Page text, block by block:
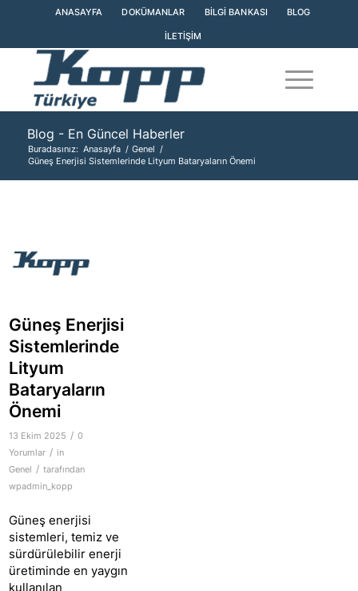
ANASAYFA DOKÜMANLAR BILGI BANKASI BLOG
İLETIŞIM
Blog - En Güncel Haberler
Buradasınız: Anasayfa / Genel /
Güneş Enerjisi Sistemlerinde Lityum Bataryaların Önemi
Güneş Enerjisi
Sistemlerinde
Lityum
Bataryaların
Önemi
13 Ekim 2025 / 0
Yorumlar / in
Genel / tarafından
wpadmin_kopp
Güneş enerjisi
sistemleri, temiz ve
sürdürülebilir enerji
üretiminde en yaygın
kullanılan